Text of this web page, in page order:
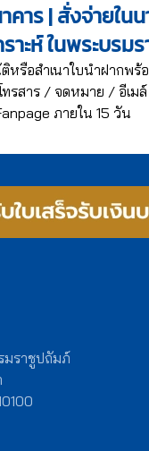
คาร | สั่งจ่ายใน
าะห์ ในพระบรม
รือสำเนาใบนำฝากพร้
ทรสาร / จดหมาย / อีเม
ภายใน 15 วัน
มราชูปถัมภ์